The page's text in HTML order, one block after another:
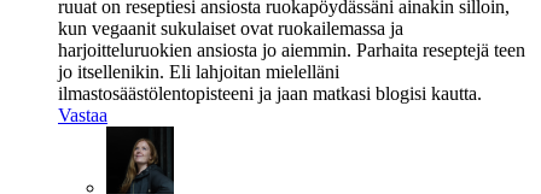
ruuat on reseptiesi ansiosta ruokapöydässäni ainakin silloin,
kun vegaanit sukulaiset ovat ruokailemassa ja
harjoitteluruokien ansiosta jo aiemmin. Parhaita reseptejä teen
jo itsellenikin. Eli lahjoitan mielelläni
ilmastosäästölentopisteeni ja jaan matkasi blogisi kautta.
Vastaa